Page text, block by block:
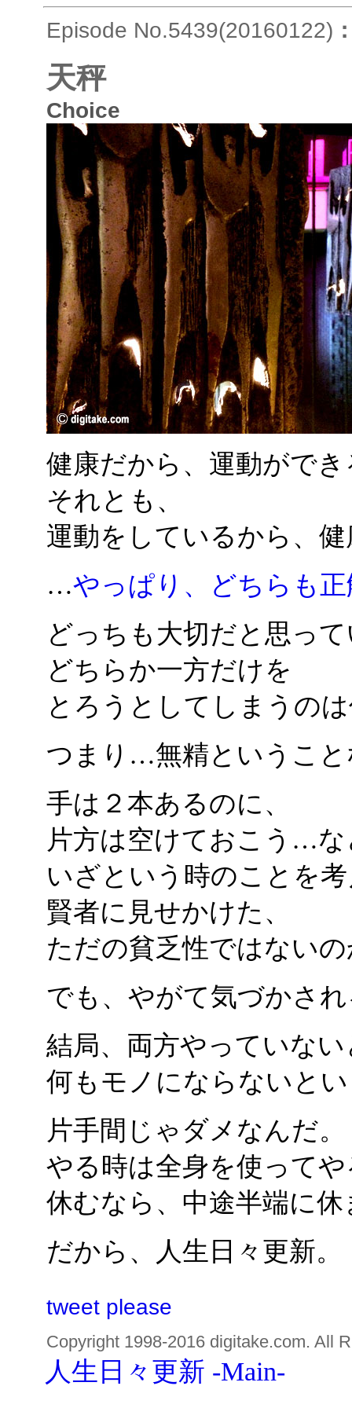
Episode No.5439(20160122)
天秤
Choice
健康だから、運動がで
それとも、
運動をしているから、
…やっぱり、どちらも正
どっちも大切だと思っ
どちらか一方だけを
とろうとしてしまうの
つまり…無精ということ
手は２本あるのに、
片方は空けておこう…
いざという時のことを
賢者に見せかけた、
ただの貧乏性ではない
でも、やがて気づかさ
結局、両方やっていない
何もモノにならないと
片手間じゃダメなんだ。
やる時は全身を使ってや
休むなら、中途半端に
だから、人生日々更新。
tweet please
Copyright 1998-2016 digitake.com. All
人生日々更新 -Main-